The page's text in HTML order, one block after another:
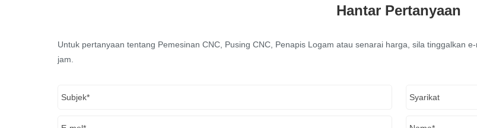
Hantar Pertanyaan
Untuk pertanyaan tentang Pemesinan CNC, Pusing CNC, Penapis Logam atau senarai harga, sila tinggalkan
jam.